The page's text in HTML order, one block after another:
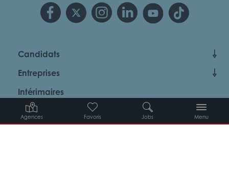
Agences Favoris Jobs Menu
Candidats
Entreprises
Intérimaires
À propos d’Adéquat